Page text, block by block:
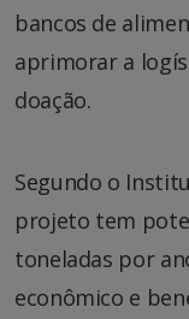
bancos de
aprimorar a
doação.
Segundo o
projeto tem
toneladas por
econômico e